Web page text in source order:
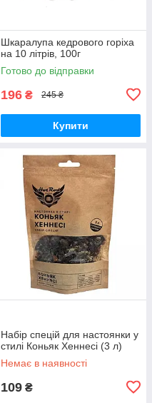
Шкаралупа кедрового горіха
на 10 літрів, 100г
Готово до відправки
196 ₴ 245 ₴
Купити
Набір спецій для настоянки у
стилі Коньяк Хеннесі (3 л)
Немає в наявності
109 ₴